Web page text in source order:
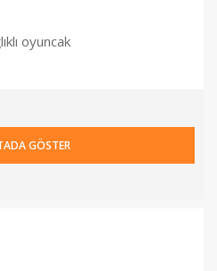
oyuncak
GÖSTER